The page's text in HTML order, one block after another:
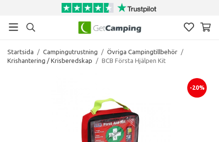
Startsida / Campingutrustning / Övriga Campingtillbehör /
Krishantering / Krisberedskap
/ BCB Första Hjälpen Kit
-20%